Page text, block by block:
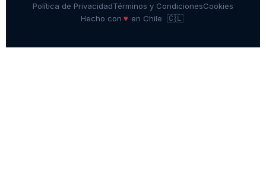
Política de PrivacidadTérminos y CondicionesCookies
Hecho con♥ en Chile 🇨🇱